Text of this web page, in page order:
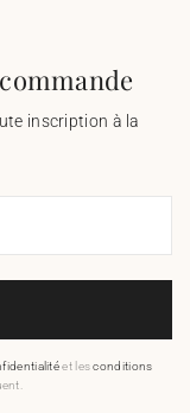
inscription à la
et lesconditions